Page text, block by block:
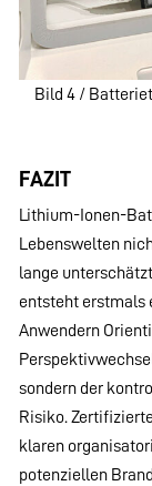
Bild 4 /
FAZIT
Lithium-Ionen-
Lebenswelten
lange
entsteht erstmals
Anwendern
sondern der
Risiko.
klaren
potenziellen